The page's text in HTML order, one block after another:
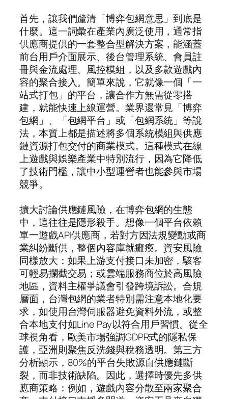
首先，讓我們釐清「博弈包網意思」到底是
什麼。這一詞彙在產業內廣泛使用，通常指
供應商提供的一套整合型解決方案，能涵蓋
前台用戶介面展示、後台管理系統、會員註
冊與金流處理、風控模組，以及多款遊戲內
容的聚合接入。簡單來說，它就像一個「一
站式打包」的平台，讓合作方無需從零搭
建，就能快速上線運營。業界還常見「博弈
包網」、「包網平台」或「包網系統」等說
法，本質上都是描述將多個系統模組與供應
鏈資源打包交付的商業模式。這種模式在線
上遊戲與娛樂產業中特別流行，因為它降低
了技術門檻，讓中小型運營者也能參與市場
競爭。
擴大討論供應鏈風險，在博弈包網的生態
中，這往往是隱形殺手。想像一個平台依賴
單一遊戲API供應商，若對方因法規變動或商
業糾紛斷供，整個內容庫就癱瘓。資安風險
同樣放大：如果上游支付接口未加密，駭客
可輕易攔截交易；或雲端服務商位於高風險
地區，資料主權爭議會引發跨境訴訟。合規
層面，台灣包網的業者特別需注意本地化要
求，如使用台灣伺服器避免資料外流，或整
合本地支付如Line Pay以符合用戶習慣。從全
球視角看，歐美市場強調GDPR式的隱私保
護，亞洲則聚焦反洗錢與稅務透明。第三方
分析顯示，80%的平台失敗源自供應鏈斷
裂，而非技術缺陷。因此，選擇時優先多供
應商策略：例如，遊戲內容分散至兩家聚合